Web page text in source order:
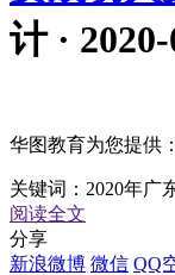
计 ·
华图教育为您提供
关键词： 2020年广
阅读全文
分享
新浪微博 微信 QQ